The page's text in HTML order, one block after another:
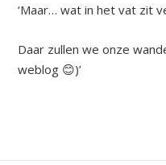
‘Maar… wat in het vat zit
Daar zullen we onze
weblog 😊)’